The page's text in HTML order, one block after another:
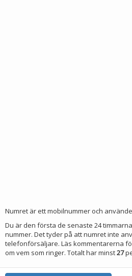
Numret är ett mobilnummer och
Du är den första de senaste 24
nummer. Det tyder på att numret inte
telefonförsäljare. Läs kommentarerna
om vem som ringer. Totalt har minst27